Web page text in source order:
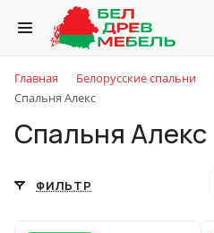
Главная Белорусские спальни
Спальня Алекс
Спальня Алекс
ФИЛЬТР